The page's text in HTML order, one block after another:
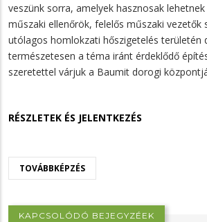
veszünk sorra, amelyek hasznosak
műszaki ellenőrök, felelős műszaki vezetők
utólagos homlokzati hőszigetelés területén
természetesen a téma iránt érdeklődő
szeretettel várjuk a Baumit dorogi
RÉSZLETEK ÉS JELENTKEZÉS
TOVÁBBKÉPZÉS
KAPCSOLÓDÓ BEJEGYZÉEK